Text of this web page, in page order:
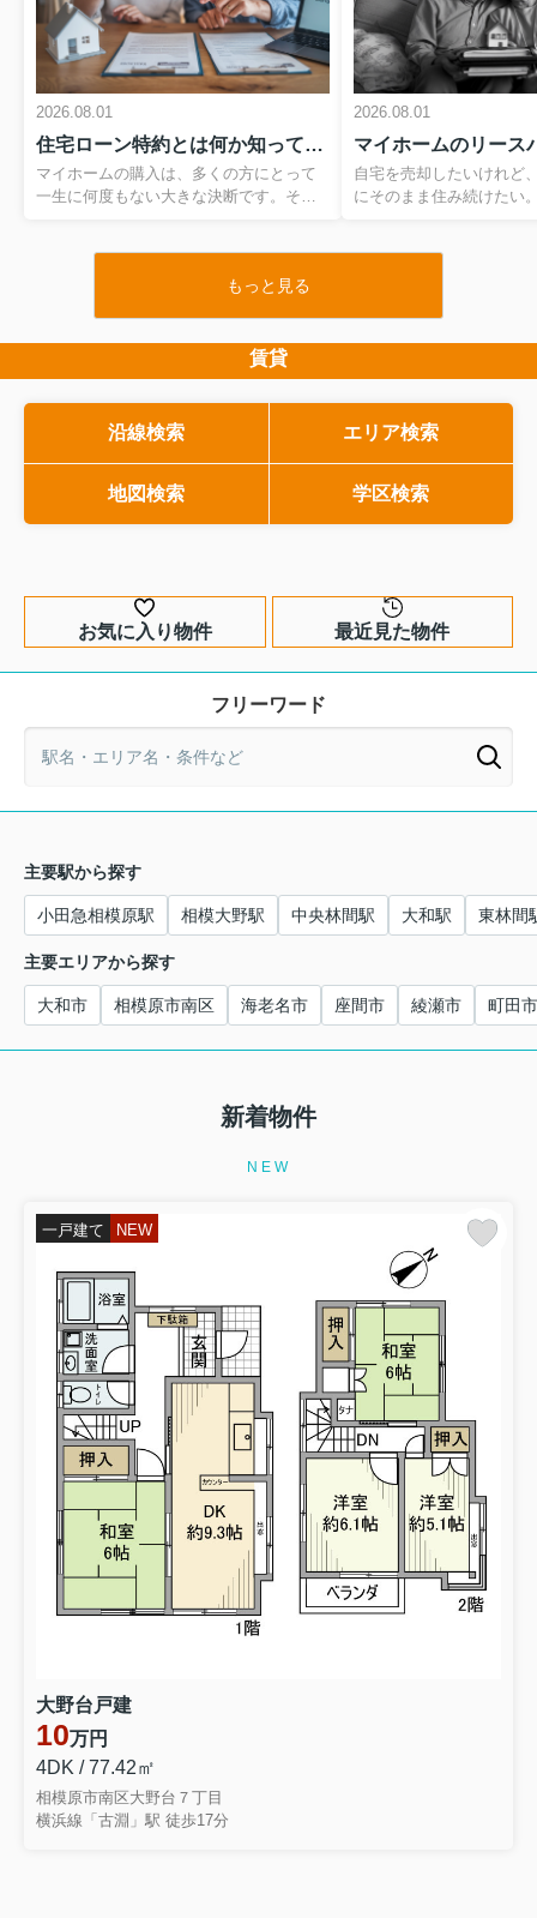
2026.07.11
土砂災害警戒区域のマイホーム購入は
大丈夫？購入前に知るべき注...
て一生に一度の大きな決断です。その
一方で、近年は大雨による土砂災害が
各地で発生し、住まい選びにおいて安
全性への意識が高まっています。とく
斜線制限で損しない戸建て計画とは？
間取りの工夫と確認ポイント...
これから戸建てを建てたいと考えた
きく左右するのが斜線制限です。なん
2026.08.01
住宅ローン特約とは何か知っていますか？マイホーム購入前に知るべき基本を解説
マイホームの購入は、多くの方にとって
一生に何度もない大きな決断です。その
も、売買契約と深く関わる住宅ローン特
す。この特約は、住宅ローン審査の結果
次第で契約をどう扱うかを定める、大切
な安全装置の役割を持っています。本記
事では、住宅ローン特約とは何かという
基本から、条文で確認すべきポイント、
特約が不十分な場合のリスク、そして実
際のチェック方法までをわかりやすく解
2026.08.01
自宅を売却したいけれど
にそのまま住み続けたい
買い戻しの条件など、あ
ておきたいポイントも少
ん。この記事では、自宅
み続けたい方に向けて、
スバックの基本的な仕組
な条件、メリットとリス
方までをやさしく解説し
もっと見る
賃貸
沿線検索 エリア検索
地図検索 学区検索
お気に入り物件 最近見た物件
フリーワード
主要駅から探す
小田急相模原駅 相模大野駅 中央林間駅 大和駅 東林間
主要エリアから探す
大和市 相模原市南区 海老名市 座間市 綾瀬市 町田市
新着物件
NEW
一戸建て NEW
大野台戸建
10万円
4DK / 77.42㎡
相模原市南区大野台７丁目
横浜線「古淵」駅 徒歩17分